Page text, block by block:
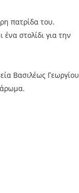
πατρίδα του.
στολίδι για την
Βασιλέως Γεωργίου